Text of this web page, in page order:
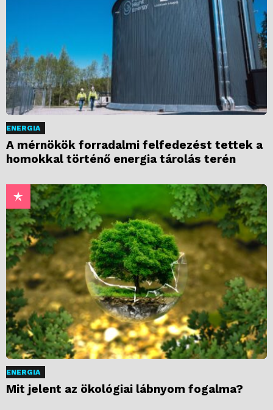
ENERGIA
A mérnökök forradalmi felfedezést tettek a
homokkal történő energia tárolás terén
ENERGIA
Mit jelent az ökológiai lábnyom fogalma?